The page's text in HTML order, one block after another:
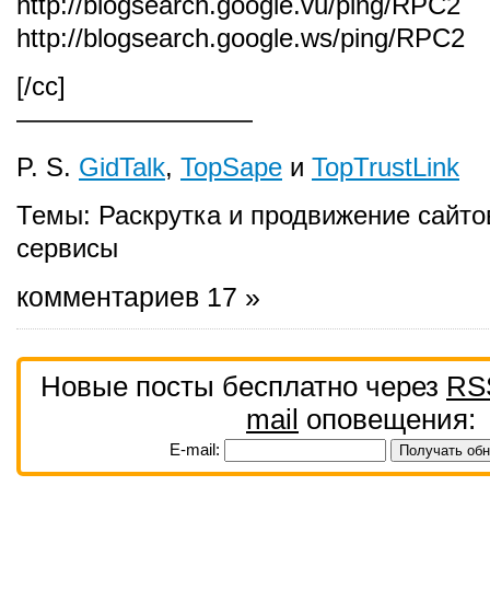
http://blogsearch.google.ws/ping/RPC2
[/cc]
—————————
P. S. GidTalk, TopSape и TopTrustLink
Темы: Раскрутка и продвижение
сервисы
комментариев 17 »
Новые посты бесплатно через
mail оповещения:
E-mail: